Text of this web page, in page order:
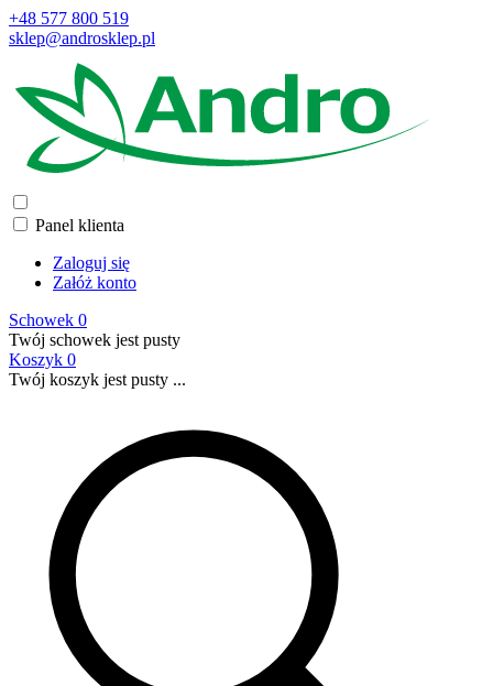
+48 577 800 519
sklep@androsklep.pl
Panel klienta
Zaloguj się
Załóż konto
Schowek 0
Twój schowek jest pusty
Koszyk 0
Twój koszyk jest pusty ...